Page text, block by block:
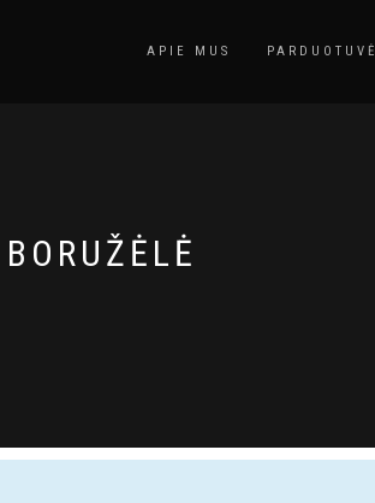
APIE MUS PARDUOTUVĖ
BORUŽĖLĖ